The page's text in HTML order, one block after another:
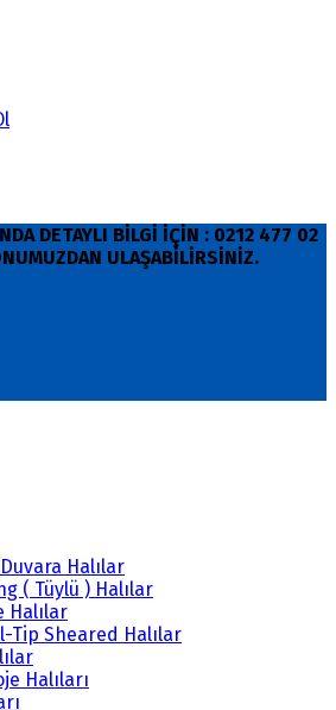
DETAYLI BİLGİ İÇİN : 0212 477 02
ULAŞABİLİRSİNİZ.
Halılar
( Tüylü ) Halılar
Halılar
Tip Sheared Halılar
Halıları